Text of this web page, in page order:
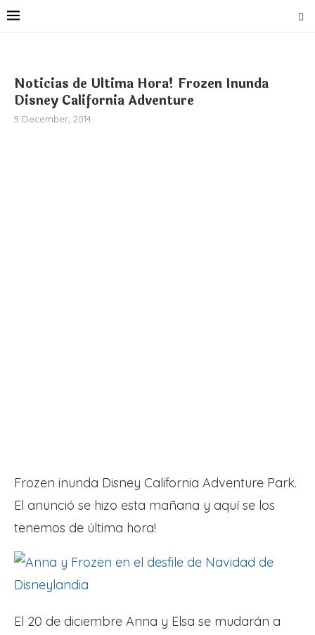
Noticias de Ultima Hora! Frozen Inunda
Disney California Adventure
5 December, 2014
Frozen inunda Disney California Adventure Park.
El anunció se hizo esta mañana y aquí se los
tenemos de última hora!
El 20 de diciembre Anna y Elsa se mudarán a